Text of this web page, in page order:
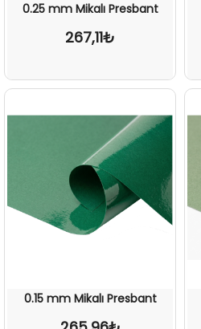
0.25 mm Mikalı Presbant
267,11₺
0.15 mm Mikalı Presbant